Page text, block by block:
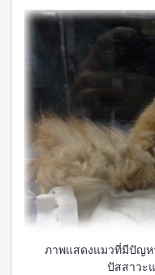
ภาพแสดงแมวที่มีปัญห
ปัสสาวะ